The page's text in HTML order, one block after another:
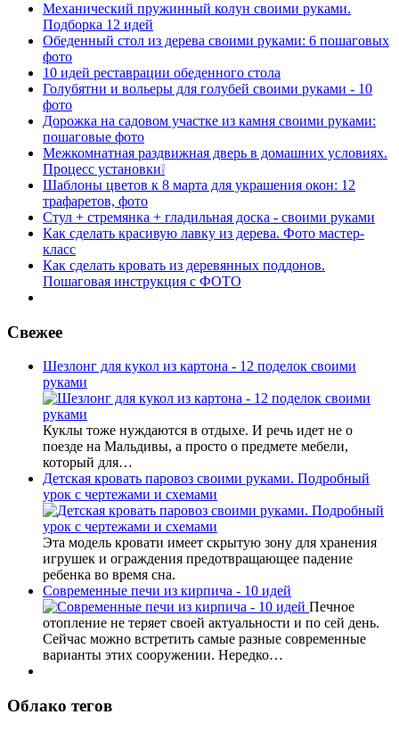
Механический пружинный колун своими руками.
Подборка 12 идей
Обеденный стол из дерева своими руками: 6 пошаговых
фото
10 идей реставрации обеденного стола
Голубятни и вольеры для голубей своими руками - 10
фото
Дорожка на садовом участке из камня своими руками:
пошаговые фото
Межкомнатная раздвижная дверь в домашних условиях.
Процесс установки❕
Шаблоны цветов к 8 марта для украшения окон: 12
трафаретов, фото
Стул + стремянка + гладильная доска - своими руками
Как сделать красивую лавку из дерева. Фото мастер-
класс
Как сделать кровать из деревянных поддонов.
Пошаговая инструкция с ФОТО
Свежее
Шезлонг для кукол из картона - 12 поделок своими
руками
Куклы тоже нуждаются в отдыхе. И речь идет не о
поезде на Мальдивы, а просто о предмете мебели,
который для…
Детская кровать паровоз своими руками. Подробный
урок с чертежами и схемами
Эта модель кровати имеет скрытую зону для хранения
игрушек и ограждения предотвращающее падение
ребенка во время сна.
Современные печи из кирпича - 10 идей
Печное
отопление не теряет своей актуальности и по сей день.
Сейчас можно встретить самые разные современные
варианты этих сооружении. Нередко…
Облако тегов